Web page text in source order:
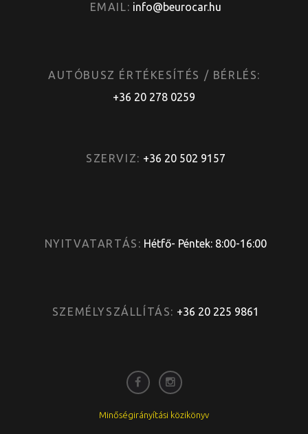
EMAIL: info@beurocar.hu
AUTÓBUSZ ÉRTÉKESÍTÉS / BÉRLÉS:
+36 20 278 0259
SZERVIZ: +36 20 502 9157
NYITVATARTÁS: Hétfő- Péntek: 8:00-16:00
SZEMÉLYSZÁLLÍTÁS: +36 20 225 9861
Minőségirányítási közikönyv